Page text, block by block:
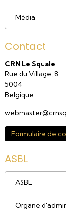
Média
Contact
CRN Le Squale
Rue du Village, 8
5004
Belgique
Formulaire de
ASBL
ASBL
Organe